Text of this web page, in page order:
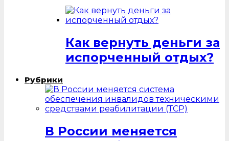
Как вернуть деньги за
испорченный отдых?
Рубрики
В России меняется